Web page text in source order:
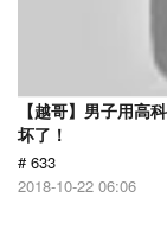
【越哥】男子用高
坏了！
# 633
2018-10-22 06:06